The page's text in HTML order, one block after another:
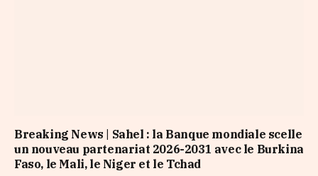
Breaking News | Sahel : la Banque mondiale scelle
un nouveau partenariat 2026-2031 avec le Burkina
Faso, le Mali, le Niger et le Tchad